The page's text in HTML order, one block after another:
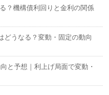
？機構債利回りと金利の関係
どうなる？変動・固定の動向
と予想｜利上げ局面で変動・